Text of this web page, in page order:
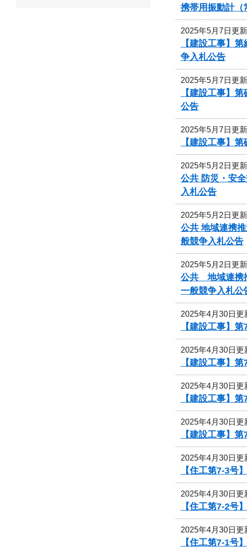
携帯用振動計（
2025年5月7日更新
【建設工事】
争入札公告
2025年5月7日更新
【建設工事】
公告
2025年5月7日更新
【建設工事】
2025年5月2日更新
公共 防災・安
入札公告
2025年5月2日更新
公共 地域連携
般競争入札公告
2025年5月2日更新
公共 地域連携
一般競争入札公
2025年4月30日更
【建設工事】
2025年4月30日更
【建設工事】
2025年4月30日更
【建設工事】
2025年4月30日更
【建設工事】
2025年4月30日更
【住工第7-3号
2025年4月30日更
【住工第7-2号
2025年4月30日更
【住工第7-1号